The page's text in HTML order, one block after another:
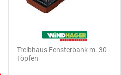
Treibhaus Fensterbank m. 30
Töpfen